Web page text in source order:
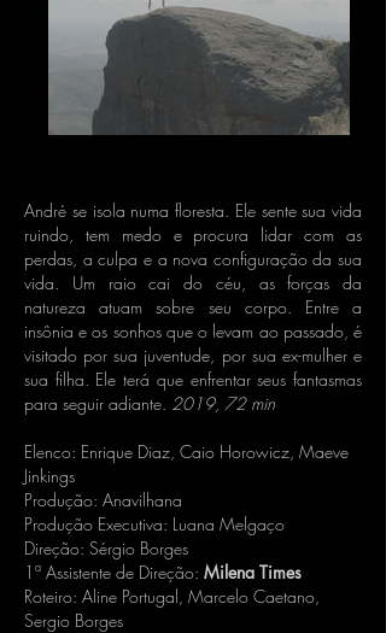
André se isola numa floresta. Ele sente sua vida
ruindo, tem medo e procura lidar com as
perdas, a culpa e a nova configuração da sua
vida. Um raio cai do céu, as forças da
natureza atuam sobre seu corpo. Entre a
insônia e os sonhos que o levam ao passado, é
visitado por sua juventude, por sua ex-mulher e
sua filha. Ele terá que enfrentar seus fantasmas
para seguir adiante. 2019, 72 min
Elenco: Enrique Diaz, Caio Horowicz, Maeve
Jinkings
Produção: Anavilhana
Produção Executiva: Luana Melgaço
Direção: Sérgio Borges
1 ª Assistente de Direção: Milena Times
Roteiro: Aline Portugal, Marcelo Caetano,
Sergio Borges